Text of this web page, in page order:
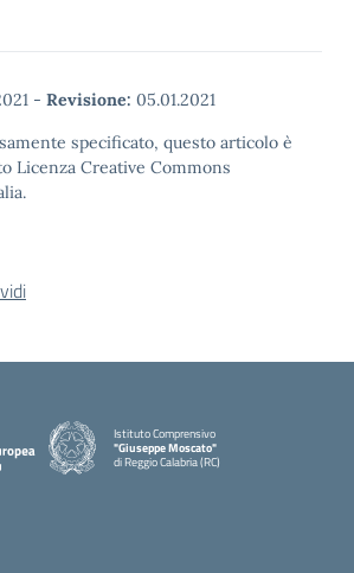
- Revisione: 05.01.2021
specificato, questo articolo è
Licenza Creative Commons
Istituto Comprensivo
"Giuseppe Moscato"
di Reggio Calabria (RC)
— Visita la pagina iniziale della scuola